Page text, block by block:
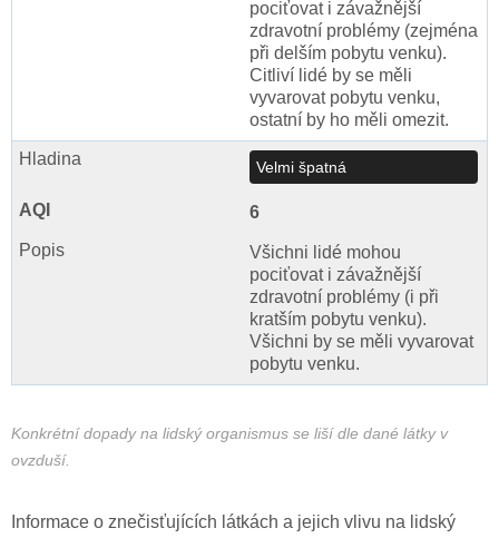
pociťovat i závažnější
zdravotní problémy (zejména
při delším pobytu venku).
Citliví lidé by se měli
vyvarovat pobytu venku,
ostatní by ho měli omezit.
Velmi špatná
6
Všichni lidé mohou
pociťovat i závažnější
zdravotní problémy (i při
kratším pobytu venku).
Všichni by se měli vyvarovat
pobytu venku.
Konkrétní dopady na lidský organismus se liší dle dané látky v
ovzduší.
Informace o znečisťujících látkách a jejich vlivu na lidský